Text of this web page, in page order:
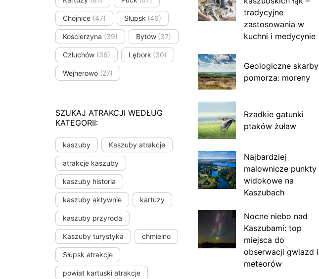
Chojnice (47) Słupsk (46)
Kościerzyna (39) Bytów (37)
Człuchów (36) Lębork (30)
Wejherowo (27)
SZUKAJ ATRAKCJI WEDŁUG
KATEGORII:
kaszuby Kaszuby atrakcje
atrakcje kaszuby
kaszuby historia
kaszuby aktywnie kartuzy
kaszuby przyroda
Kaszuby turystyka chmielno
Słupsk atrakcje
powiat kartuski atrakcje
tradycyjne
zastosowania w
kuchni i medycynie
Geologiczne skarby
pomorza: moreny
Rzadkie gatunki
ptaków żuław
Najbardziej
malownicze punkty
widokowe na
Kaszubach
Nocne niebo nad
Kaszubami: top
miejsca do
obserwacji gwiazd i
meteorów